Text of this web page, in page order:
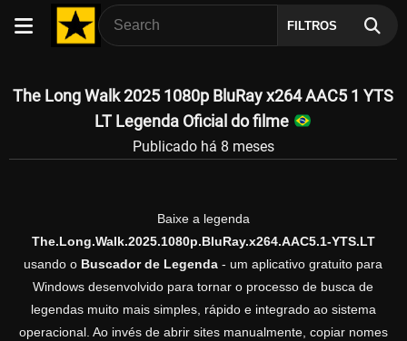
FILTROS
The Long Walk 2025 1080p BluRay x264 AAC5 1 YTS
LT Legenda Oficial do filme
Publicado há 8 meses
Baixe a legenda
The.Long.Walk.2025.1080p.BluRay.x264.AAC5.1-YTS.LT
usando o Buscador de Legenda - um aplicativo gratuito para
Windows desenvolvido para tornar o processo de busca de
legendas muito mais simples, rápido e integrado ao sistema
operacional. Ao invés de abrir sites manualmente, copiar nomes